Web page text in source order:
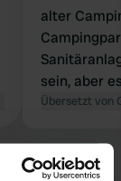
alter
sein, aber
Bringen
der Nähe
Übersetzt von